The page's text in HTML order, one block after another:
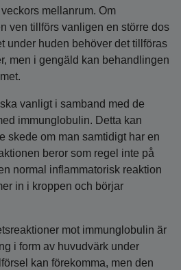
mellanrum. Om
ven tillförs vanligen en större dos
under huden behöver det tillföras
men i gengäld kan behandlingen
vanligt i samband med de
immunglobulin. Detta kan
skede om man samtidigt har en
beror som regel inte på
normal inflammatorisk reaktion
in i kroppen och börjar
mot immunglobulin är
i form av huvudvärk under
kan förekomma, men den